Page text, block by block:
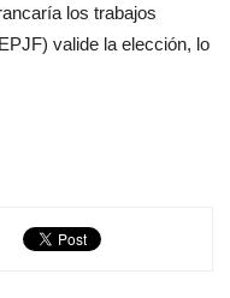
los trabajos
valide la elección, lo